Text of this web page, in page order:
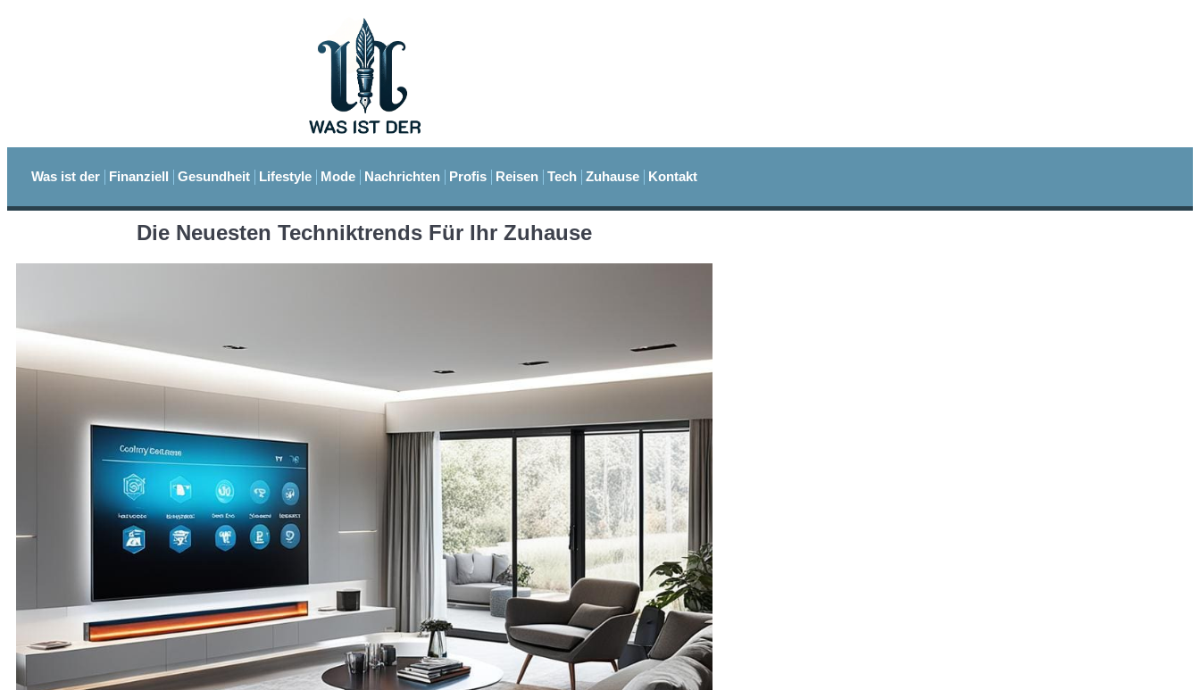
Was ist der Finanziell Gesundheit Lifestyle Mode Nachrichten Profis Reisen Tech Zuhause Kontakt
Die Neuesten Techniktrends Für Ihr Zuhause